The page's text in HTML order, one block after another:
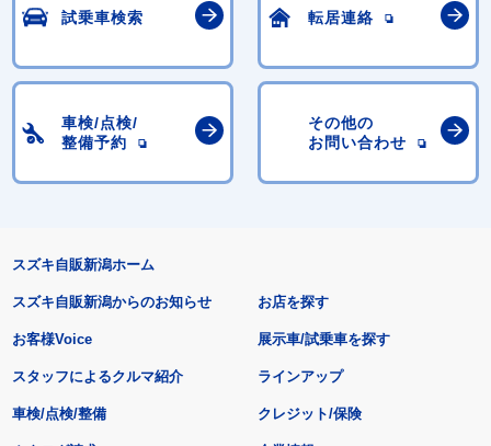
試乗車検索 転居連絡
車検/点検/
整備予約
その他の
お問い合わせ
スズキ自販新潟ホーム
スズキ自販新潟からのお知らせ
お客様Voice
スタッフによるクルマ紹介
お店を探す
展示車/試乗車を探す
ラインアップ
車検/点検/整備 クレジット/保険